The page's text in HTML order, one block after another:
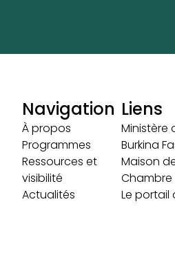
Navigation
À propos
Programmes
Ressources et
visibilité
Actualités
Liens
Ministère
Burkina
Maison
Chambre
Le portail